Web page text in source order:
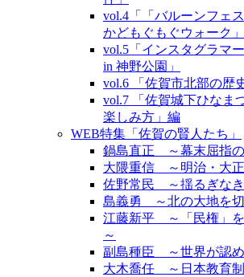
vol.4「「バルーンフェ
かどもぐもぐウォーク」
vol.5「インスタグラマ
in 神野公園」
vol.6 「佐賀市北部の歴
vol.7 「佐賀城下ひなま
楽しみ方」編
WEB特集「佐賀の賢人たち」
鍋島直正 ～幕末屈指の
大隈重信 ～明治・大
佐野常民 ～揺るぎなき
島義勇 ～北の大地を切
江藤新平 ～「民権」
～
副島種臣 ～世界が認め
大木喬任 ～日本教育